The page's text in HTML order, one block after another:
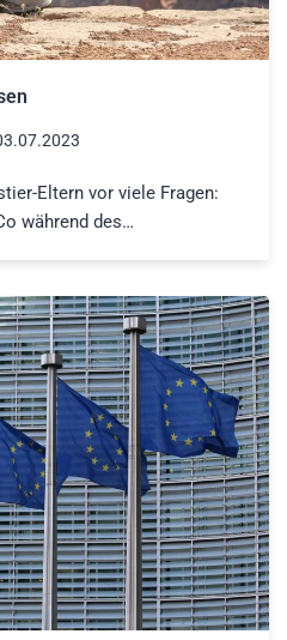
Eltern vor viele Fragen:
während des…